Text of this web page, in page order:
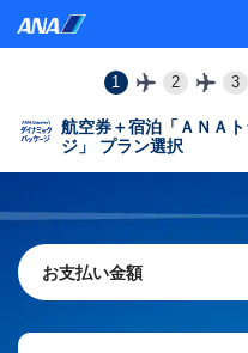
1 2 3
航空券＋宿泊「ＡＮＡ
ジ」 プラン選択
お支払い金額